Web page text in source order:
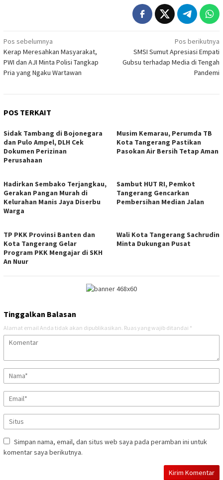
Navigasi
pos
Pos sebelumnya
Kerap Meresahkan Masyarakat,
PWI dan AJI Minta Polisi Tangkap
Pria yang Ngaku Wartawan
Pos berikutnya
SMSI Sumut Apresiasi Empati
Gubsu terhadap Media di Tengah
Pandemi
POS TERKAIT
Sidak Tambang di Bojonegara
dan Pulo Ampel, DLH Cek
Dokumen Perizinan
Perusahaan
Musim Kemarau, Perumda TB
Kota Tangerang Pastikan
Pasokan Air Bersih Tetap Aman
Hadirkan Sembako Terjangkau,
Gerakan Pangan Murah di
Kelurahan Manis Jaya Diserbu
Warga
Sambut HUT RI, Pemkot
Tangerang Gencarkan
Pembersihan Median Jalan
TP PKK Provinsi Banten dan
Kota Tangerang Gelar
Program PKK Mengajar di SKH
An Nuur
Wali Kota Tangerang Sachrudin
Minta Dukungan Pusat
Tinggalkan Balasan
Alamat email Anda tidak akan dipublikasikan. Ruas yang wajib ditandai *
Simpan nama, email, dan situs web saya pada peramban ini untuk
komentar saya berikutnya.